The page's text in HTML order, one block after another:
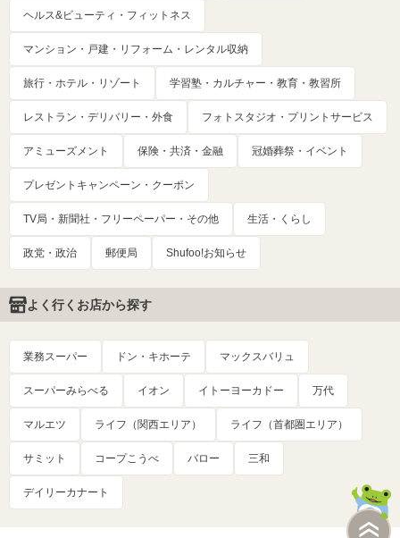
ヘルス&ビューティ・フィットネス
マンション・戸建・リフォーム・レンタル収納
旅行・ホテル・リゾート 学習塾・カルチャー・教育・教習所
レストラン・デリバリー・外食 フォトスタジオ・プリントサービス
アミューズメント 保険・共済・金融 冠婚葬祭・イベント
プレゼントキャンペーン・クーポン
TV局・新聞社・フリーペーパー・その他 生活・くらし
政党・政治 郵便局 Shufoo!お知らせ
よく行くお店から探す
業務スーパー ドン・キホーテ マックスバリュ
スーパーみらべる イオン イトーヨーカドー 万代
マルエツ ライフ（関西エリア） ライフ（首都圏エリア）
サミット コープこうべ バロー 三和
デイリーカナート